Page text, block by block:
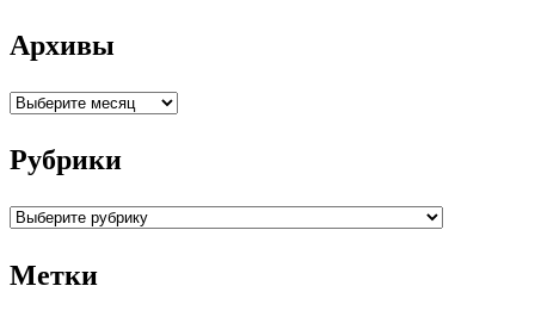
Архивы
Архивы
Рубрики
Рубрики
Метки